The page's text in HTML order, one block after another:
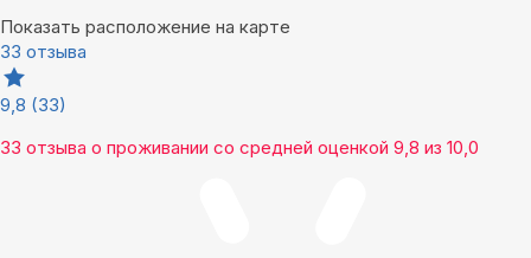
Показать расположение на карте
33 отзыва
9,8 (33)
33 отзыва о проживании со средней оценкой 9,8 из 10,0